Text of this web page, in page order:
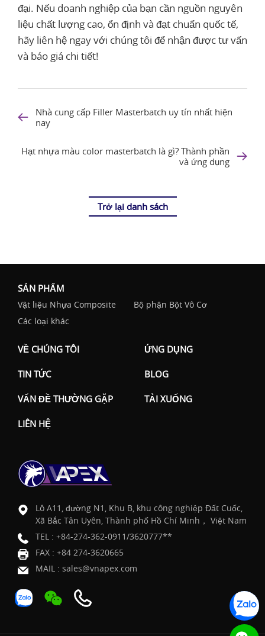
đại. Nếu doanh nghiệp của bạn cần nguồn nguyên
liệu chất lượng cao, ổn định và đạt chuẩn quốc tế,
hãy liên hệ ngay với chúng tôi để nhận được tư vấn
và báo giá chi tiết!
Nhà cung cấp Filler Masterbatch uy tín nhất hiện
nay
Hạt nhựa màu color masterbatch là gì? Thành phần
và ứng dụng
Trở lại danh sách
SẢN PHẨM
Vật liệu Nhựa Composite
Bộ phận Bột Vô Cơ
Các loại khác
VỀ CHÚNG TÔI ỨNG DỤNG
TIN TỨC BLOG
VẤN ĐỀ THƯỜNG GẶP TẢI XUỐNG
LIÊN HỆ
Lô A11, đường N1, Khu B, khu công nghiệp Đất Cuốc,
Xã Bắc Tân Uyên, Thành phố Hồ Chí Minh， Việt Nam
TEL : +84-274-362-0911/3620777**
FAX : +84 274-3620665
MAIL : sales@vnapex.com